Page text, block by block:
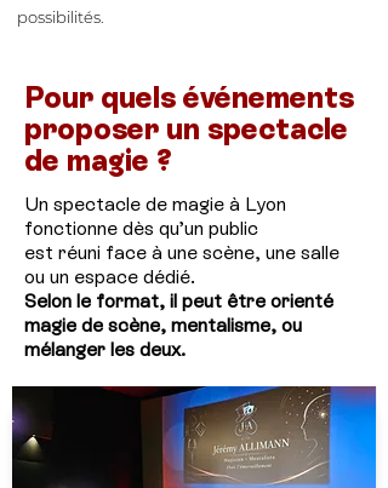
possibilités.
Pour quels événements
proposer un spectacle
de magie ?
Un spectacle de magie à Lyon
fonctionne dès qu’un public
est réuni face à une scène, une salle
ou un espace dédié.
Selon le format, il peut être orienté
magie de scène, mentalisme, ou
mélanger les deux.